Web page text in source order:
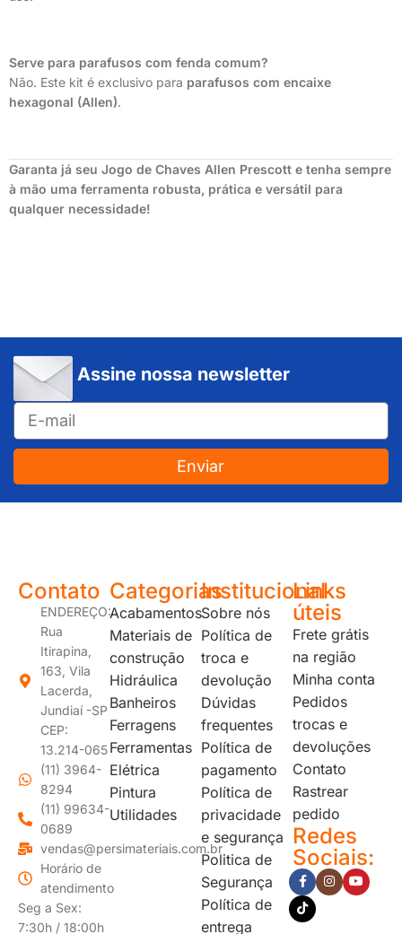
Serve para parafusos com fenda comum?
Não. Este kit é exclusivo para parafusos com encaixe
hexagonal (Allen).
Garanta já seu Jogo de Chaves Allen Prescott e tenha sempre
à mão uma ferramenta robusta, prática e versátil para
qualquer necessidade!
Assine nossa newsletter
Enviar
Contato
ENDEREÇO:
Rua
Itirapina,
163, Vila
Lacerda,
Jundiaí -SP
CEP:
13.214-065
(11) 3964-
8294
(11) 99634-
0689
vendas@persimateriais.com.br
Horário de
atendimento
Seg a Sex:
7:30h / 18:00h
Categorias
Acabamentos
Materiais de
construção
Hidráulica
Banheiros
Ferragens
Ferramentas
Elétrica
Pintura
Utilidades
Institucional
Sobre nós
Política de
troca e
devolução
Dúvidas
frequentes
Política de
pagamento
Política de
privacidade
e segurança
Politica de
Segurança
Política de
entrega
Links
úteis
Frete grátis
na região
Minha conta
Pedidos
trocas e
devoluções
Contato
Rastrear
pedido
Redes
Sociais: